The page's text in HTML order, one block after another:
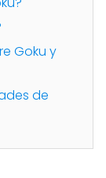
Goku y
de